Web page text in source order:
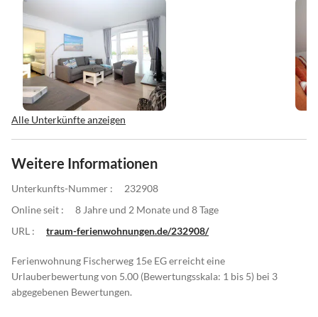
Alle Unterkünfte anzeigen
Weitere Informationen
Unterkunfts-Nummer :
232908
Online seit :
8 Jahre und 2 Monate und 8 Tage
URL :
traum-ferienwohnungen.de/232908/
Ferienwohnung Fischerweg 15e EG erreicht eine
Urlauberbewertung von 5.00 (Bewertungsskala: 1 bis 5) bei 3
abgegebenen Bewertungen.